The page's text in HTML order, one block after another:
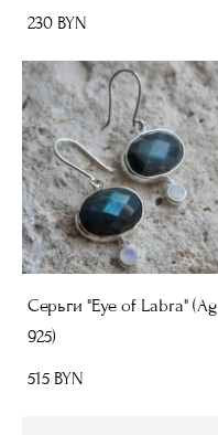
230 BYN
Серьги "Eye of Labra" (Ag
925)
515 BYN